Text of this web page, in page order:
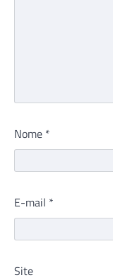
Nome *
E-mail *
Site